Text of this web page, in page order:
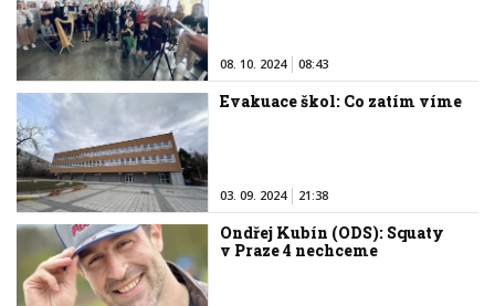
08. 10. 2024 08:43
Evakuace škol: Co zatím víme
03. 09. 2024 21:38
Ondřej Kubín (ODS): Squaty
v Praze 4 nechceme